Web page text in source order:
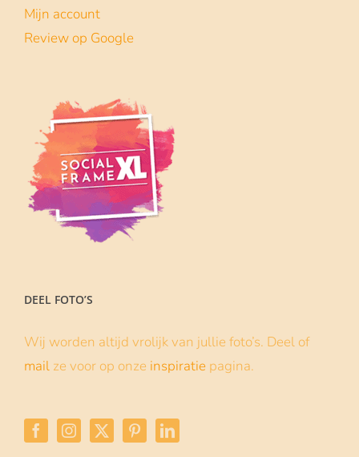
Mijn account
Review op Google
DEEL FOTO’S
Wij worden altijd vrolijk van jullie foto’s. Deel of
mail ze voor op onze inspiratie pagina.